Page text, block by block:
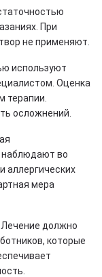
При
не применяют.
используют
Оценка
терапии.
осложнений.
наблюдают во
аллергических
мера
должно
которые